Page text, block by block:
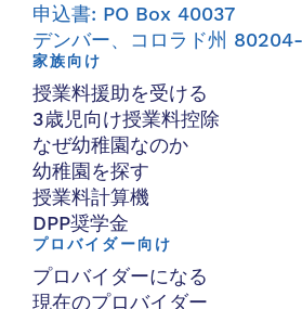
申込書: PO Box 40037
デンバー、コロラド州
家族向け
授業料援助を受ける
3歳児向け授業料控除
なぜ幼稚園なのか
幼稚園を探す
授業料計算機
DPP奨学金
プロバイダー向け
プロバイダーになる
現在のプロバイダー